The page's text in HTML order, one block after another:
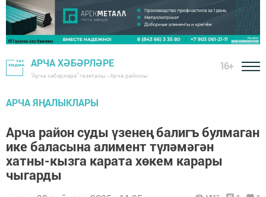
АРЧА ХӘБӘРЛӘРЕ
"Арча хәбәрләре" газетасы - Арча районы
16+
АРЧА ЯҢАЛЫКЛАРЫ
Арча район суды үзенең балигъ булмаган
ике баласына алимент түләмәгән
хатны-кызга карата хөкем карары
чыгарды